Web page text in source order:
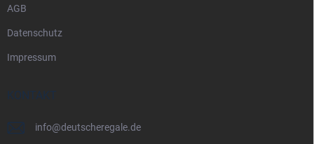
AGB
Datenschutz
Impressum
KONTAKT
info@deutscheregale.de